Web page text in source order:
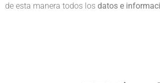
de esta manera todos los datos e